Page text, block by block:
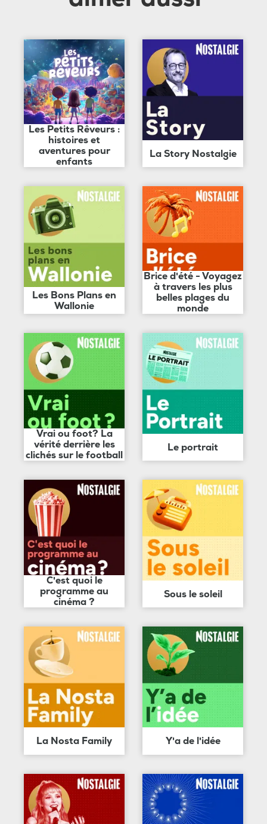
Les Petits Rêveurs :
histoires et
aventures pour
enfants
La Story Nostalgie
Les Bons Plans en
Wallonie
Brice d'été - Voyagez
à travers les plus
belles plages du
monde
Vrai ou foot? La
vérité derrière les
clichés sur le football
Le portrait
C'est quoi le
programme au
cinéma ?
Sous le soleil
La Nosta Family Y'a de l'idée